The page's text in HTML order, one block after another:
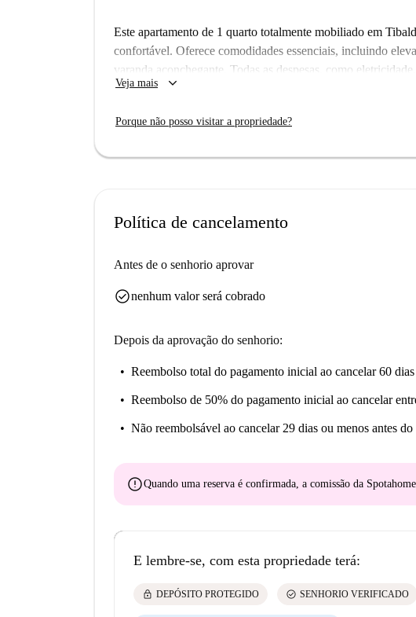
Este apartamento de 1 quarto totalmente mobiliado em
confortável. Oferece comodidades essenciais, incluindo
varanda aconchegante. Todas as despesas, como
sua conveniência. Os proprietários da Spotahome passam
próximos incluem o Umi Sushi Pokè e o Ghenza, enquanto
Veja mais keyboard_arrow_down
Porque não posso visitar a propriedade?
Política de cancelamento
Antes de o senhorio aprovar
check_circlenenhum valor será cobrado
Depois da aprovação do senhorio:
Reembolso total do pagamento inicial ao cancelar 60
Reembolso de 50% do pagamento inicial ao cancelar
Não reembolsável ao cancelar 29 dias ou menos antes
errorQuando uma reserva é confirmada, a comissão da Spotahome
E lembre-se, com esta propriedade terá:
lock DEPÓSITO PROTEGIDO check_circle SENHORIO VERIFICADO